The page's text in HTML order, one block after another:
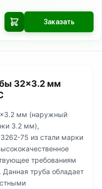
Заказать
32×3.2 мм
мм (наружный
3.2 мм),
75 из стали марки
требованиям
Данная труба обладает